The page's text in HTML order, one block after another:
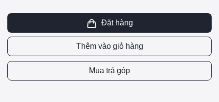
Đặt hàng
Thêm vào giỏ hàng
Mua trả góp